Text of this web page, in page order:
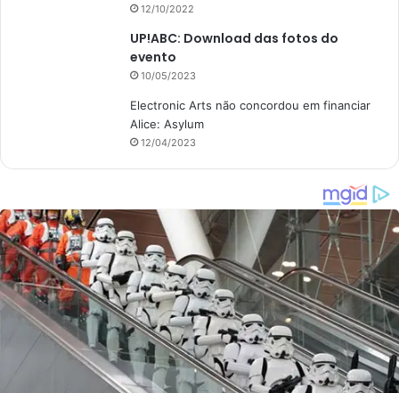
12/10/2022
UP!ABC: Download das fotos do
evento
10/05/2023
Electronic Arts não concordou em financiar
Alice: Asylum
12/04/2023